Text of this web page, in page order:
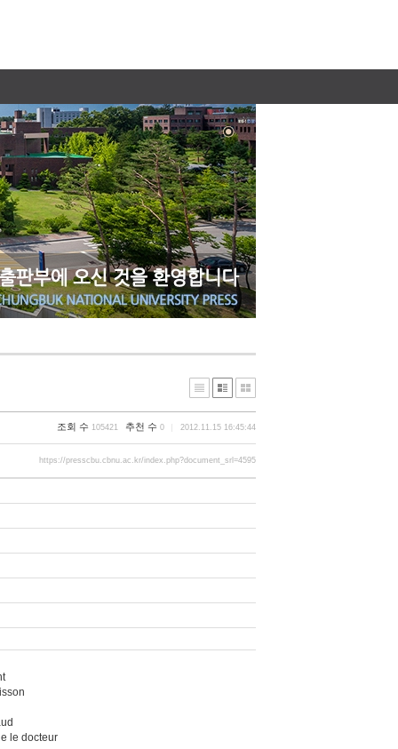
조회 수 105421 추천 수 0 2012.11.15 16:45:44
https://presscbu.cbnu.ac.kr/index.php?document_srl=4595
le docteur